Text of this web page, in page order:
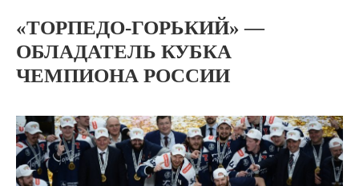
—
обладатель
Кубка
Чемпиона
России
«ТОРПЕДО-ГОРЬКИЙ» —
ОБЛАДАТЕЛЬ КУБКА
ЧЕМПИОНА РОССИИ